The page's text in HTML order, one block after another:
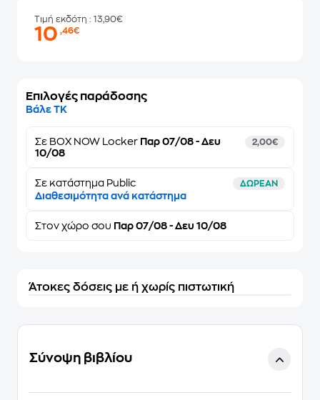
Τιμή εκδότη : 13,90€
10,46€
Επιλογές παράδοσης
Βάλε ΤΚ
Σε BOX NOW Locker Παρ 07/08 - Δευ
10/08
2,00€
Σε κατάστημα Public ΔΩΡΕΑΝ
Διαθεσιμότητα ανά κατάστημα
Στον χώρο σου Παρ 07/08 - Δευ 10/08
Άτοκες δόσεις με ή χωρίς πιστωτική
Σύνοψη βιβλίου